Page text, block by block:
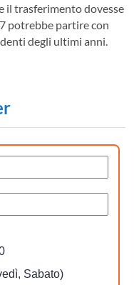
il trasferimento dovesse
potrebbe partire con
degli ultimi anni.